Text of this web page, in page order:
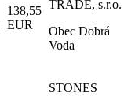
138,55
EUR
TRADE, s.r.o.
Obec Dobrá
Voda
STONES